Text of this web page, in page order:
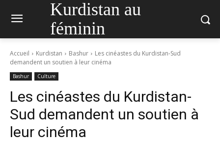
Kurdistan au
féminin
Accueil Kurdistan Bashur
Les cinéastes du Kurdistan-Sud
demandent un soutien à leur cinéma
Bashur Culture
Les cinéastes du Kurdistan-
Sud demandent un soutien à
leur cinéma